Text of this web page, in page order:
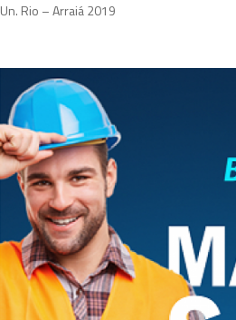
Un. Rio – Arraiá 2019